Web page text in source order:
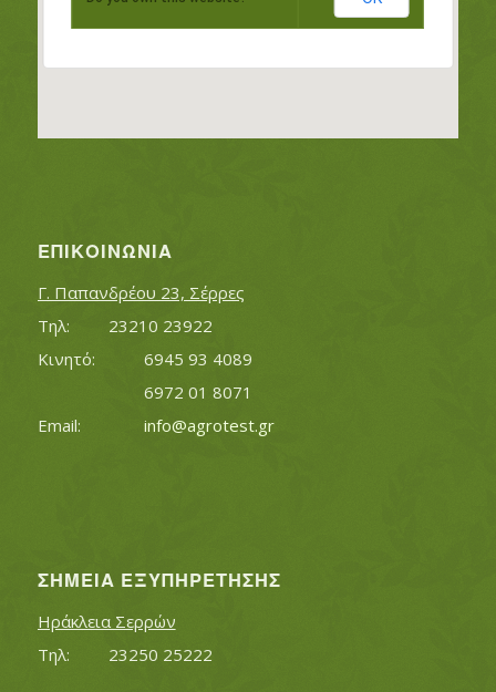
ΕΠΙΚΟΙΝΩΝΊΑ
Γ. Παπανδρέου 23, Σέρρες
Τηλ:		23210 23922
Κινητό:		6945 93 4089
			6972 01 8071
info@agrotest.gr
ΣΗΜΕΊΑ ΕΞΥΠΗΡΈΤΗΣΗΣ
Ηράκλεια Σερρών
Τηλ:		23250 25222